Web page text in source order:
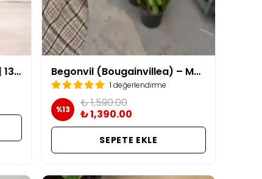
Begonvil (Bodrum Çiçeği) | 130 -140 cm ( Açık pembe) Begonvil (Bougainvillea) – Masa Boy (20-30 cm)
1 değerlendirme
%13
₺ 1,590.00
₺ 1,390.00
SEPETE EKLE